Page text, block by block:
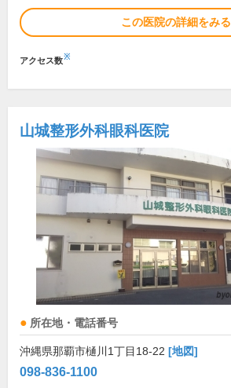
この医院の詳細をみる
アクセス数※
山城整形外科眼科医院
所在地・電話番号
沖縄県那覇市樋川1丁目18-22 [地図]
098-836-1100